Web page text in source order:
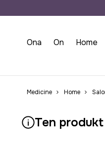
Ona On Home
Medicine Home
Ten